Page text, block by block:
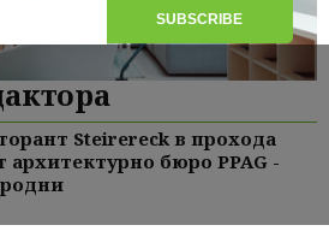
Steirereck в прохода
архитектурно бюро PPAG -